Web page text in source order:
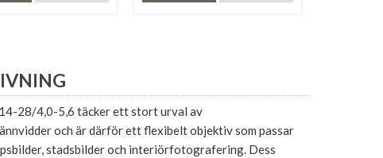
28/4,0-5,6 täcker ett stort urval av
och är därför ett flexibelt objektiv som passar
stadsbilder och interiörfotografering. Dess